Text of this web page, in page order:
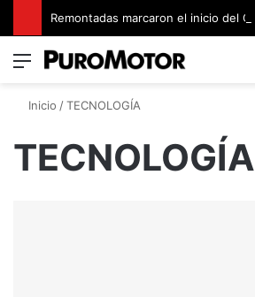
Menú
Inicio /TECNOLOGÍA
TECNOLOGÍA